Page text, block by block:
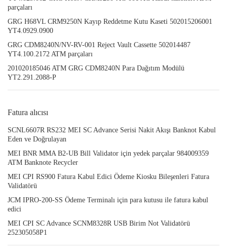
parçaları
GRG H68VL CRM9250N Kayıp Reddetme Kutu Kaseti 502015206001
YT4.0929.0900
GRG CDM8240N/NV-RV-001 Reject Vault Cassette 502014487
YT4.100.2172 ATM parçaları
201020185046 ATM GRG CDM8240N Para Dağıtım Modülü
YT2.291.2088-P
Fatura alıcısı
SCNL6607R RS232 MEI SC Advance Serisi Nakit Akışı Banknot Kabul
Eden ve Doğrulayan
MEI BNR MMA B2-UB Bill Validator için yedek parçalar 984009359
ATM Banknote Recycler
MEI CPI RS900 Fatura Kabul Edici Ödeme Kiosku Bileşenleri Fatura
Validatörü
JCM IPRO-200-SS Ödeme Terminalı için para kutusu ile fatura kabul
edici
MEI CPI SC Advance SCNM8328R USB Birim Not Validatörü
252305058P1